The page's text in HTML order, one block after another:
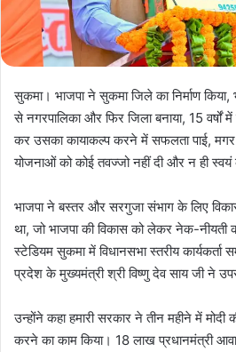
सुकमा। भाजपा ने सुकमा जिले का निर्माण
से नगरपालिका और फिर जिला बनाया, 15 वर्षों
कर उसका कायाकल्प करने में सफलता पाई,
योजनाओं को कोई तवज्जो नहीं दी और न ही स्वयं
भाजपा ने बस्तर और सरगुजा संभाग के लिए विकास
था, जो भाजपा की विकास को लेकर नेक-नीयती
स्टेडियम सुकमा में विधानसभा स्तरीय
प्रदेश के मुख्यमंत्री श्री विष्णु देव साय जी ने
उन्होंने कहा हमारी सरकार ने तीन महीने में मोदी
करने का काम किया। 18 लाख प्रधानमंत्री